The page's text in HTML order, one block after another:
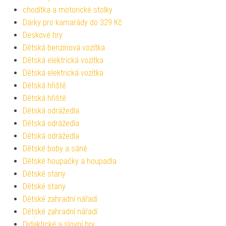
chodítka a motorické stolky
Dárky pro kamarády do 329 Kč
Deskové hry
Dětská benzínová vozítka
Dětská elektrická vozítka
Dětská elektrická vozítka
Dětská hřiště
Dětská hřiště
Dětská odrážedla
Dětská odrážedla
Dětská odrážedla
Dětské boby a sáně
Dětské houpačky a houpadla
Dětské stany
Dětské stany
Dětské zahradní nářadí
Dětské zahradní nářadí